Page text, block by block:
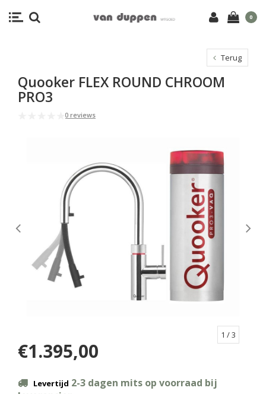
0
Terug
Quooker FLEX ROUND CHROOM
PRO3
0 reviews
1 / 3
€1.395,00
Levertijd 2-3 dagen mits op voorraad bij